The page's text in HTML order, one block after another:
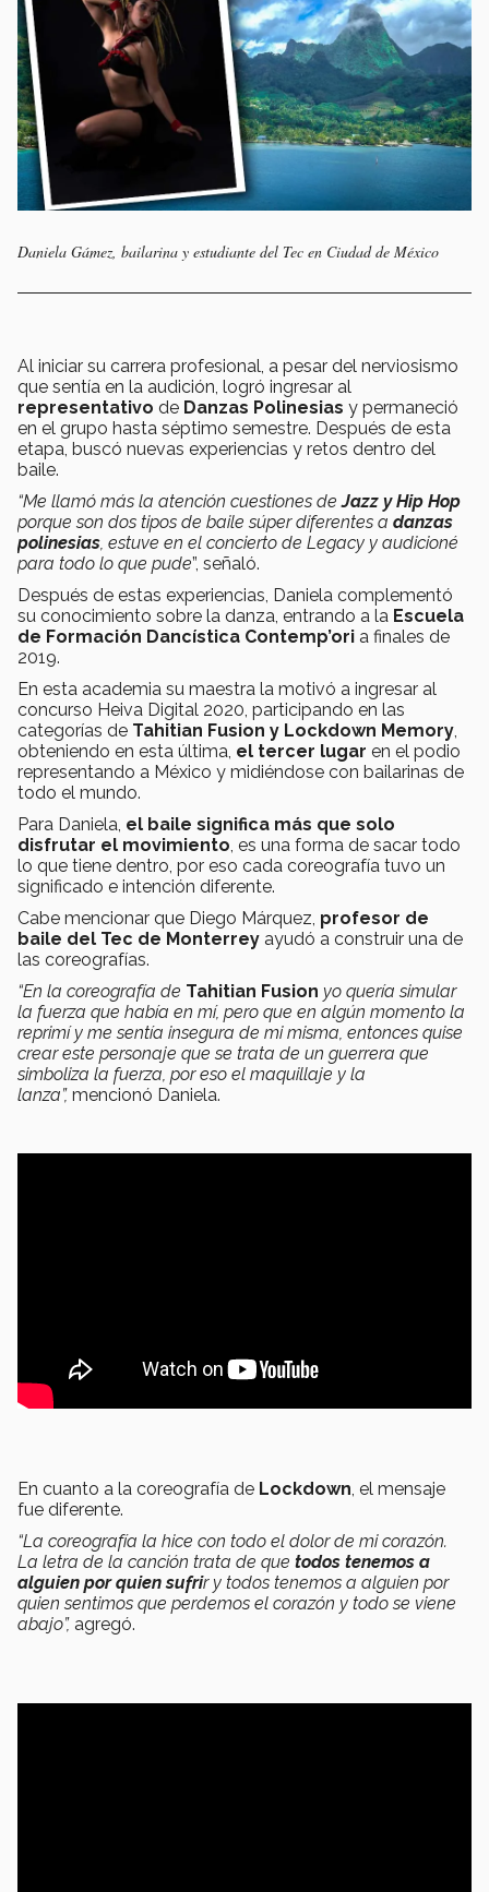
Daniela Gámez, bailarina y estudiante del Tec en Ciudad de México
Al iniciar su carrera profesional, a pesar del nerviosismo
que sentía en la audición, logró ingresar al
representativo de Danzas Polinesias y permaneció
en el grupo hasta séptimo semestre. Después de esta
etapa, buscó nuevas experiencias y retos dentro del
baile.
“Me llamó más la atención cuestiones deJazz y Hip Hop
porque son dos tipos de baile súper diferentes a danzas
polinesias, estuve en el concierto de Legacy y audicioné
para todo lo que pude”, señaló.
Después de estas experiencias, Daniela complementó
su conocimiento sobre la danza, entrando a la Escuela
de Formación Dancística Contemp’ori a finales de
2019.
En esta academia su maestra la motivó a ingresar al
concurso Heiva Digital 2020, participando en las
categorías de Tahitian Fusion y Lockdown Memory,
obteniendo en esta última, el tercer lugar en el podio
representando a México y midiéndose con bailarinas de
todo el mundo.
Para Daniela, el baile significa más que solo
disfrutar el movimiento, es una forma de sacar todo
lo que tiene dentro, por eso cada coreografía tuvo un
significado e intención diferente.
Cabe mencionar que Diego Márquez, profesor de
baile del Tec de Monterrey ayudó a construir una de
las coreografías.
“En la coreografía de Tahitian Fusion yo quería simular
la fuerza que había en mí, pero que en algún momento la
reprimí y me sentía insegura de mi misma, entonces quise
crear este personaje que se trata de un guerrera que
simboliza la fuerza, por eso el maquillaje y la
lanza”, mencionó Daniela.
En cuanto a la coreografía de Lockdown, el mensaje
fue diferente.
“La coreografía la hice con todo el dolor de mi corazón.
La letra de la canción trata de que todos tenemos a
alguien por quien sufrir y todos tenemos a alguien por
quien sentimos que perdemos el corazón y todo se viene
abajo”, agregó.